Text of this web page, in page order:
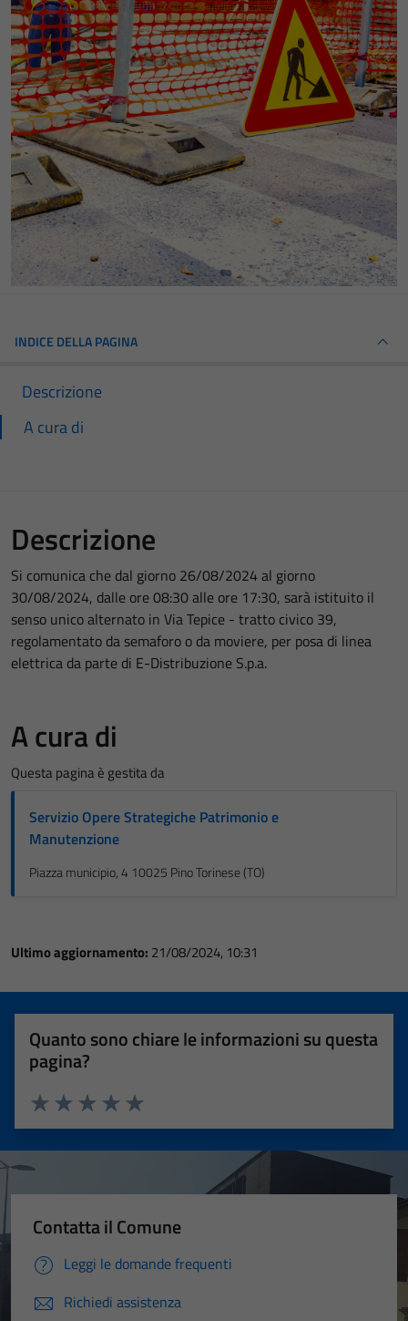
INDICE DELLA PAGINA
Descrizione
A cura di
Descrizione
Si comunica che dal giorno 26/08/2024 al giorno
30/08/2024, dalle ore 08:30 alle ore 17:30, sarà istituito il
senso unico alternato in Via Tepice - tratto civico 39,
regolamentato da semaforo o da moviere, per posa di linea
elettrica da parte di E-Distribuzione S.p.a.
A cura di
Questa pagina è gestita da
Servizio Opere Strategiche Patrimonio e
Manutenzione
Piazza municipio, 4 10025 Pino Torinese (TO)
Ultimo aggiornamento: 21/08/2024, 10:31
Quanto sono chiare le informazioni su questa
pagina?
Valuta 5 stelle su 5
Valuta 4 stelle su 5
Valuta 3 stelle su 5
Valuta 2 stelle su 5
Valuta 1 stelle su 5
Contatta il Comune
Leggi le domande frequenti
Richiedi assistenza